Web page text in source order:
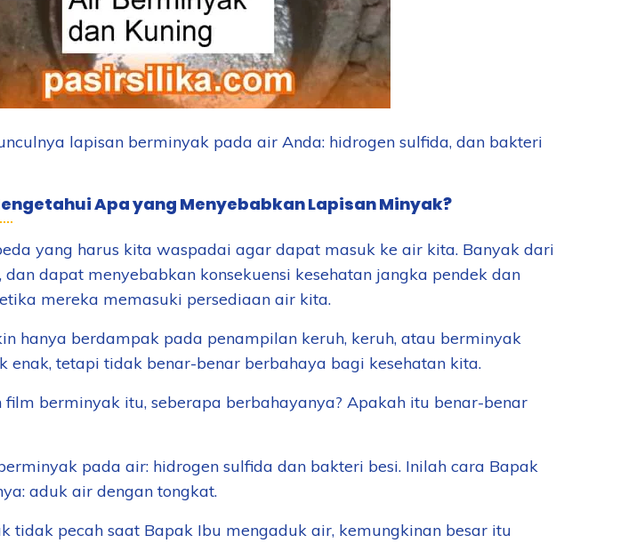
lapisan berminyak pada air Anda: hidrogen sulfida, dan bakteri
Apa yang Menyebabkan Lapisan Minyak?
yang harus kita waspadai agar dapat masuk ke air kita. Banyak dari
dapat menyebabkan konsekuensi kesehatan jangka pendek dan
mereka memasuki persediaan air kita.
hanya berdampak pada penampilan keruh, keruh, atau berminyak
enak, tetapi tidak benar-benar berbahaya bagi kesehatan kita.
film berminyak itu, seberapa berbahayanya? Apakah itu benar-benar
pada air: hidrogen sulfida dan bakteri besi. Inilah cara Bapak
aduk air dengan tongkat.
tidak pecah saat Bapak Ibu mengaduk air, kemungkinan besar itu